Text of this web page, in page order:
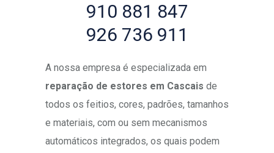
910 881 847
926 736 911
A nossa empresa é especializada em
reparação de estores em Cascais de
todos os feitios, cores, padrões, tamanhos
e materiais, com ou sem mecanismos
automáticos integrados, os quais podem